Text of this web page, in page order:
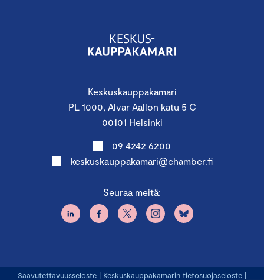
Keskuskauppakamari
PL 1000, Alvar Aallon katu 5 C
00101 Helsinki
09 4242 6200
keskuskauppakamari@chamber.fi
Seuraa meitä:
Saavutettavuusseloste | Keskuskauppakamarin tietosuojaseloste |